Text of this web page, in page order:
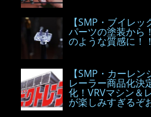
【SMP・ブイレ
パーツの塗装から
のような質感に！！
【SMP・カーレ
レーラー商品化決
化！VRVマシン＆
が楽しみすぎるぞ